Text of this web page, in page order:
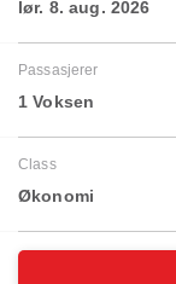
lør. 8. aug. 2026
Passasjerer
1 Voksen
Class
Økonomi